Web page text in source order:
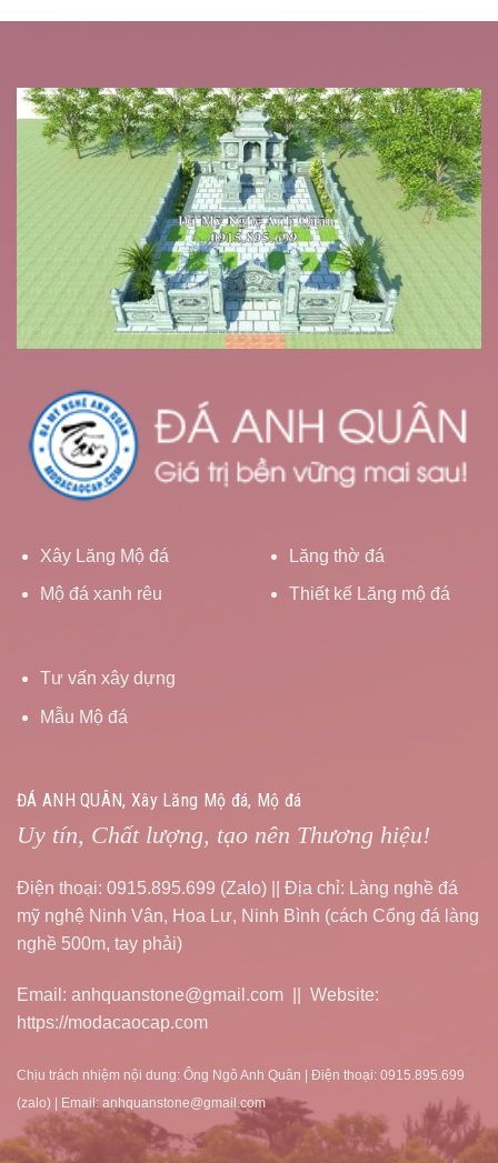
Xây Lăng Mộ đá
Mộ đá xanh rêu
Lăng thờ đá
Thiết kế Lăng mộ đá
Tư vấn xây dựng
Mẫu Mộ đá
ĐÁ ANH QUÂN, Xây Lăng Mộ đá, Mộ đá
Uy tín, Chất lượng, tạo nên Thương hiệu!
Điện thoại: 0915.895.699 (Zalo) || Địa chỉ: Làng nghề đá
mỹ nghệ Ninh Vân, Hoa Lư, Ninh Bình (cách Cổng đá làng
nghề 500m, tay phải)
Email: anhquanstone@gmail.com || Website:
https://modacaocap.com
Chịu trách nhiệm nội dung: Ông Ngô Anh Quân | Điện thoại: 0915.895.699
(zalo) | Email: anhquanstone@gmail.com